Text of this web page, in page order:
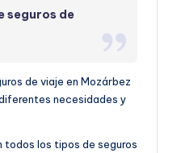
seguros de
de viaje en Mozárbez
necesidades y
todos los tipos de seguros